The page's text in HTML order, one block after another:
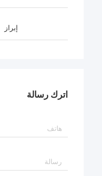
إبراز
اترك رسالة